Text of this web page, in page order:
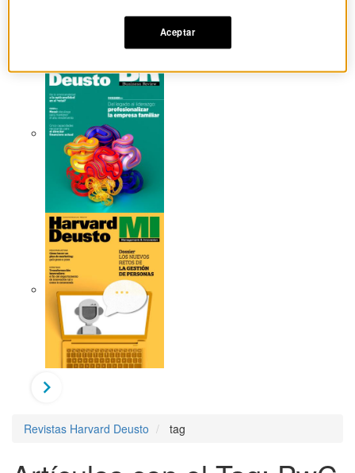
Revistas del mes
Revistas Harvard Deusto tag
Aceptar